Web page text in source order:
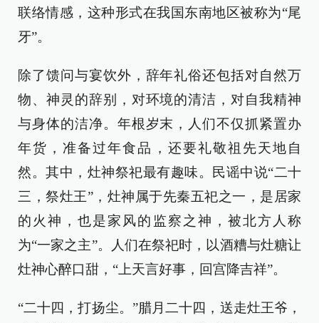
联络情感，这种形式在我国东南地区被称为“尾
牙”。
除了馈问与宴饮外，辞年礼俗还包括对自然万
物、神灵的辞别，对环境的清洁，对自我精神
与身体的洁净。年根岁末，人们不仅抓紧置办
年货，准备过年食品，还要礼敬祖先天地自
然。其中，灶神祭祀最有趣味。民谣中说“二十
三，祭灶王”，灶神属于先秦五祀之一，是居家
的火神，也是家风的监察之神，被北方人称
为“一家之主”。人们在祭祀时，以酒糟与灶糖让
灶神心醉口甜，“上天言好事，回宫降吉祥”。
“二十四，打扬尘。”腊月二十四，送走灶王爷，